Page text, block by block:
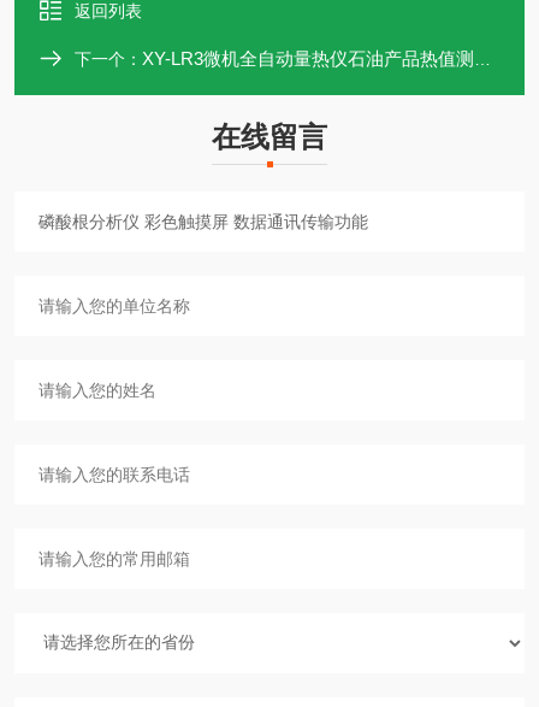
返回列表
下一个： XY-LR3微机全自动量热仪石油产品热值测定仪
在线留言